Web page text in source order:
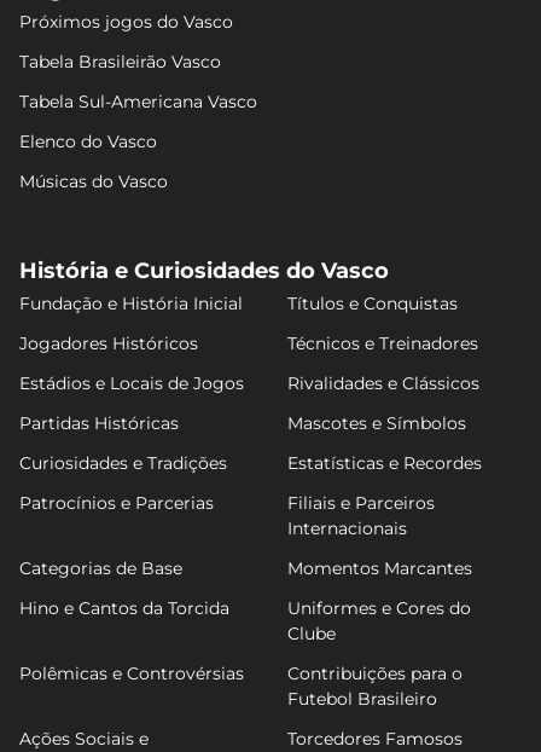
Próximos jogos do Vasco
Tabela Brasileirão Vasco
Tabela Sul-Americana Vasco
Elenco do Vasco
Músicas do Vasco
História e Curiosidades do Vasco
Fundação e História Inicial
Títulos e Conquistas
Jogadores Históricos
Técnicos e Treinadores
Estádios e Locais de Jogos
Rivalidades e Clássicos
Partidas Históricas
Mascotes e Símbolos
Curiosidades e Tradições
Estatísticas e Recordes
Patrocínios e Parcerias
Filiais e Parceiros
Internacionais
Categorias de Base
Momentos Marcantes
Hino e Cantos da Torcida
Uniformes e Cores do
Clube
Polêmicas e Controvérsias
Contribuições para o
Futebol Brasileiro
Ações Sociais e
Torcedores Famosos